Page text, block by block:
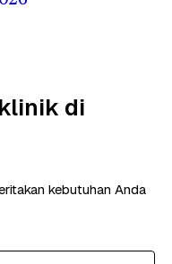
di
kebutuhan Anda